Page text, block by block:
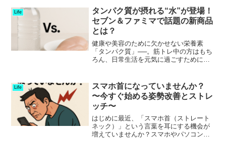
げ、落ちた形で得点を競うこの遊びは、
江戸時代から続く風雅な対戦型...
Life
タンパク質が摂れる“水”が登場！
セブン＆ファミマで話題の新商品
とは？
健康や美容のために欠かせない栄養素
「タンパク質」──。筋トレ中の方はもち
ろん、日常生活を元気に過ごすためにも
突入しました。本記事では、話題の“タン
パク質入りの水”につい...
Life
スマホ首になっていませんか？
〜今すぐ始める姿勢改善とストレ
ッチ〜
はじめに最近、「スマホ首（ストレート
ネック）」という言葉を耳にする機会が
増えていませんか？スマホやパソコンの